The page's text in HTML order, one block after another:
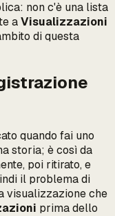
non c'è una lista
aVisualizzazioni
di questa
quando fai uno
storia; è così da
poi ritirato, e
il problema di
visualizzazioneche
prima dello